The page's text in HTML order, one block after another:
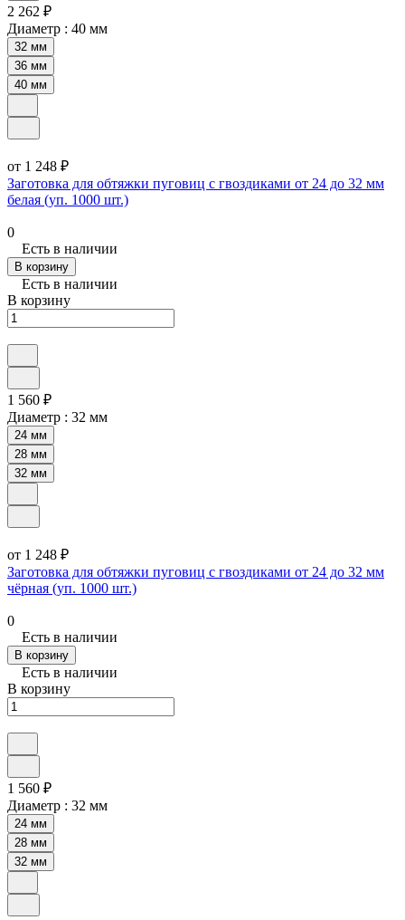
2 262 ₽
Диаметр : 40 мм
32 мм
36 мм
40 мм
от 1 248 ₽
Заготовка для обтяжки пуговиц с гвоздиками от 24 до 32 мм
белая (уп. 1000 шт.)
0
Есть в наличии
В корзину
Есть в наличии
В корзину
1 560 ₽
Диаметр : 32 мм
24 мм
28 мм
32 мм
от 1 248 ₽
Заготовка для обтяжки пуговиц с гвоздиками от 24 до 32 мм
чёрная (уп. 1000 шт.)
0
Есть в наличии
В корзину
Есть в наличии
В корзину
1 560 ₽
Диаметр : 32 мм
24 мм
28 мм
32 мм